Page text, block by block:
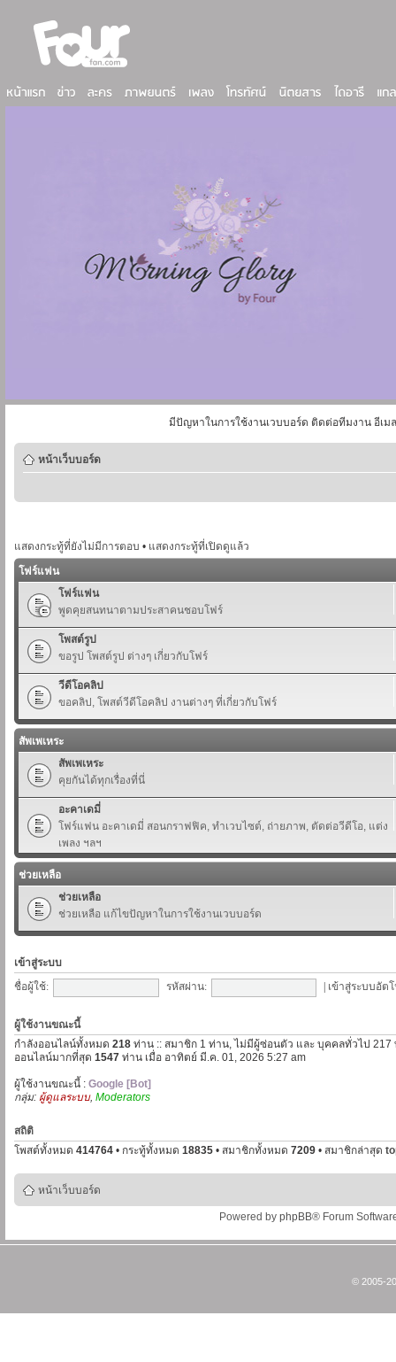
มีปัญหาในการใช้งานเวบบอร์ด ติดต่อทีมงาน อีเม
หน้าเว็บบอร์ด
แสดงกระทู้ที่ยังไม่มีการตอบ • แสดงกระทู้ที่เปิดดูแล้ว
โฟร์แฟน
โฟร์แฟน
พูดคุยสนทนาตามประสาคนชอบโฟร์
โพสต์รูป
ขอรูป โพสต์รูป ต่างๆ เกี่ยวกับโฟร์
วีดีโอคลิป
ขอคลิป, โพสต์วีดีโอคลิป งานต่างๆ ที่เกี่ยวกับโฟร์
สัพเพเหระ
สัพเพเหระ
คุยกันได้ทุกเรื่องที่นี่
อะคาเดมี่
โฟร์แฟน อะคาเดมี่ สอนกราฟฟิค, ทำเวบไซต์, ถ่ายภาพ, ตัดต่อวีดีโอ, แต่ง
เพลง ฯลฯ
ช่วยเหลือ
ช่วยเหลือ
ช่วยเหลือ แก้ไขปัญหาในการใช้งานเวบบอร์ด
เข้าสู่ระบบ
ชื่อผู้ใช้:
รหัสผ่าน: เข้าสู่ระบบอัต
ผู้ใช้งานขณะนี้
กำลังออนไลน์ทั้งหมด 218 ท่าน :: สมาชิก 1 ท่าน, ไม่มีผู้ซ่อนตัว และ บุคคลทั่วไป
ออนไลน์มากที่สุด 1547 ท่าน เมื่อ อาทิตย์ มี.ค. 01, 2026 5:27 am
ผู้ใช้งานขณะนี้ : Google [Bot]
กลุ่ม: ผู้ดูแลระบบ, Moderators
สถิติ
โพสต์ทั้งหมด 414764 • กระทู้ทั้งหมด 18835 • สมาชิกทั้งหมด 7209 • สมาชิกล่าสุด
หน้าเว็บบอร์ด
Powered by phpBB® Forum
© 2005-